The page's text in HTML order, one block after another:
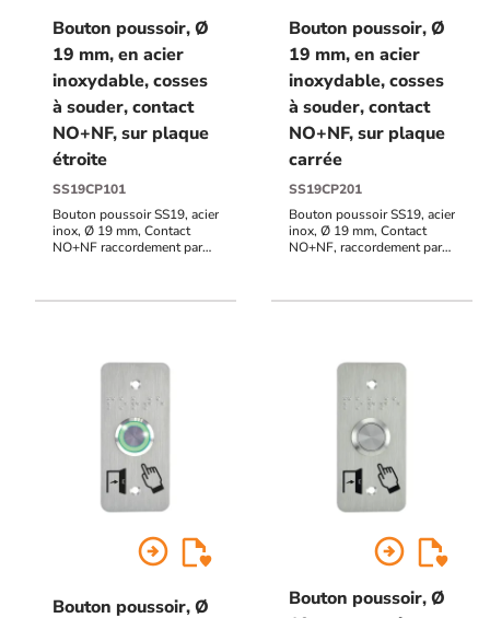
Bouton poussoir, Ø
19 mm, en acier
inoxydable, cosses
à souder, contact
NO+NF, sur plaque
étroite
SS19CP101
Bouton poussoir SS19, acier
inox, Ø 19 mm, Contact
NO+NF raccordement par
84,5 mm, perçage Ø 19 mm,
Bouton poussoir, Ø
19 mm, en acier
inoxydable, cosses
à souder, contact
NO+NF, sur plaque
carrée
SS19CP201
Bouton poussoir SS19, acier
inox, Ø 19 mm, Contact
NO+NF, raccordement par
mm, perçage Ø 19 mm,
arrow_circle_right
Bouton poussoir, Ø
arrow_circle_right
Bouton poussoir, Ø